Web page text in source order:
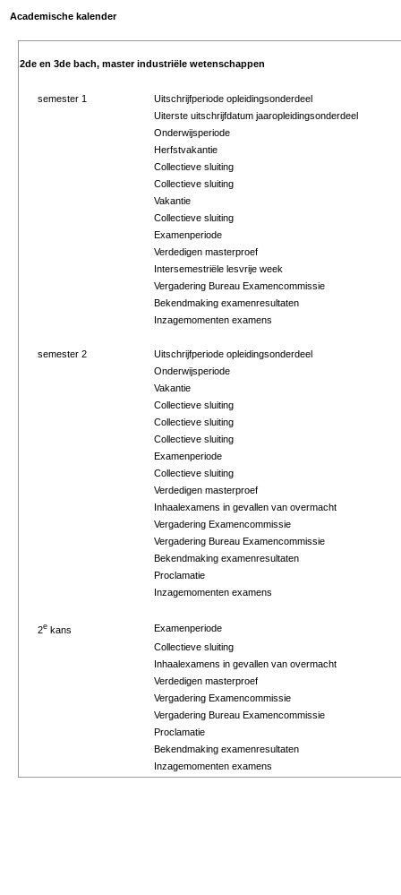
Academische kalender
2de en 3de bach, master industriële wetenschappen
semester 1
Uitschrijfperiode opleidingsonderdeel
Uiterste uitschrijfdatum jaaropleidingsonderdeel
Onderwijsperiode
Herfstvakantie
Collectieve sluiting
Collectieve sluiting
Vakantie
Collectieve sluiting
Examenperiode
Verdedigen masterproef
Intersemestriële lesvrije week
Vergadering Bureau Examencommissie
Bekendmaking examenresultaten
Inzagemomenten examens
semester 2
Uitschrijfperiode opleidingsonderdeel
Onderwijsperiode
Vakantie
Collectieve sluiting
Collectieve sluiting
Collectieve sluiting
Examenperiode
Collectieve sluiting
Verdedigen masterproef
Inhaalexamens in gevallen van overmacht
Vergadering Examencommissie
Vergadering Bureau Examencommissie
Bekendmaking examenresultaten
Proclamatie
Inzagemomenten examens
2e kans
Examenperiode
Collectieve sluiting
Inhaalexamens in gevallen van overmacht
Verdedigen masterproef
Vergadering Examencommissie
Vergadering Bureau Examencommissie
Proclamatie
Bekendmaking examenresultaten
Inzagemomenten examens